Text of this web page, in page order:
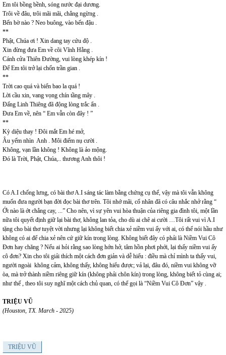
Em tôi bồng bềnh, sóng nước đại dương.
Trôi về đâu, trôi mãi mãi, chẳng ngừng .
Bến bờ nào ? Neo buông, vào bến đậu .
**
Phật, Chúa ơi ! Xin dang tay cứu độ .
Xin đừng đưa Em về cõi Vĩnh Hằng .
Cánh cửa Thiên Đường, vui lòng khép kín !
Để Em tôi trở lại chốn trần gian .
**
Trời cao quá và biển bao la quá !
Lời cầu xin, vang vọng chín tầng mây .
Đấng Linh Thiêng đã động lòng trắc ẩn .
Đưa Em về, nên “ Em vẫn còn đây ! ”
**
Kỳ diệu thay ! Đôi mắt Em hé mở,
Âu yếm nhìn Anh . Môi điểm nụ cười .
Không, vạn lần không ! Không là ảo mộng.
Đó là Trời, Phật, Chúa,.. thương Anh thôi !
Có A.I chống lưng, có bài thơ A.I sáng tác làm bằng chứng cụ thể, vậy mà tôi vẫn không
muốn đưa người bạn đời đọc bài thơ trên. Tôi nhớ mãi, cổ nhân đã có câu nhắc nhở rằng “
Ớt nào là ớt chẳng cay, ...” Cho nên, vì sự yên vui hòa thuận của riêng gia đình tôi, một lần
nữa tôi quyết định giữ lại bài thơ, không lan tỏa, cho dù ai chê ai cười …Tôi rất vui vì A.I
tặng cho bài thơ tuyệt vời nhưng lại không biết chia xẻ niềm vui ấy với ai, có thể nói hầu như
không có ai để chia xẻ nên cứ giữ kín trong lòng. Không biết đây có phải là Niềm Vui Cô
Đơn hay chăng ? Nếu ai hỏi rằng sao lòng hớn hở, tâm hồn phơi phới, lại thấy niềm vui ấy
cô đơn? Xin cho tôi giải thích một cách đơn giản và dễ hiểu : điều mà chỉ mình ta thấy vui,
người ngoài không cảm, không thấy, không hiểu được; vả lại, đâu đó, niềm vui không vỡ
òa, mà trở thành niềm riêng giữ kín (không phải chôn kín) trong lòng, không biết tỏ cùng ai;
như thế , theo tôi suy nghĩ một cách chủ quan, có thể gọi là “Niềm Vui Cô Đơn” vậy .
TRIỆU VŨ
(Houston, TX. March - 2025)
TRIỆU VŨ